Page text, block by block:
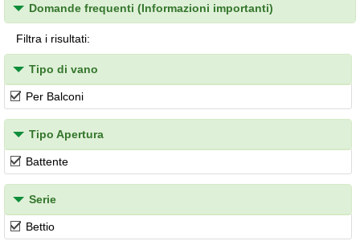
Domande frequenti (Informazioni importanti)
Filtra i risultati:
Tipo di vano
Per Balconi
Tipo Apertura
Battente
Serie
Bettio